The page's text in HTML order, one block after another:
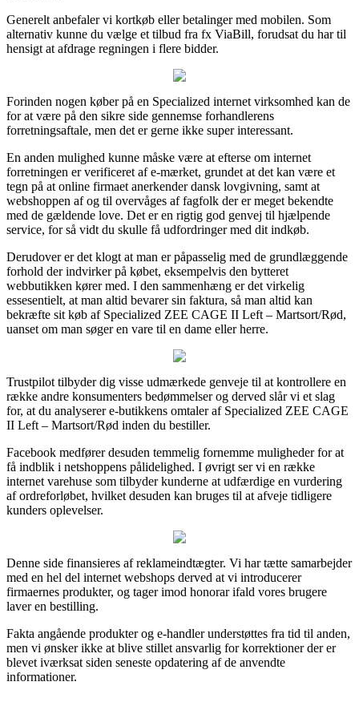
Generelt anbefaler vi kortkøb eller betalinger med mobilen. Som
alternativ kunne du vælge et tilbud fra fx ViaBill, forudsat du har til
hensigt at afdrage regningen i flere bidder.
Forinden nogen køber på en Specialized internet virksomhed kan de
for at være på den sikre side gennemse forhandlerens
forretningsaftale, men det er gerne ikke super interessant.
En anden mulighed kunne måske være at efterse om internet
forretningen er verificeret af e-mærket, grundet at det kan være et
tegn på at online firmaet anerkender dansk lovgivning, samt at
webshoppen af og til overvåges af fagfolk der er meget bekendte
med de gældende love. Det er en rigtig god genvej til hjælpende
service, for så vidt du skulle få udfordringer med dit indkøb.
Derudover er det klogt at man er påpasselig med de grundlæggende
forhold der indvirker på købet, eksempelvis den bytteret
webbutikken kører med. I den sammenhæng er det virkelig
essesentielt, at man altid bevarer sin faktura, så man altid kan
bekræfte sit køb af Specialized ZEE CAGE II Left – Martsort/Rød,
uanset om man søger en vare til en dame eller herre.
Trustpilot tilbyder dig visse udmærkede genveje til at kontrollere en
række andre konsumenters bedømmelser og derved slår vi et slag
for, at du analyserer e-butikkens omtaler af Specialized ZEE CAGE
II Left – Martsort/Rød inden du bestiller.
Facebook medfører desuden temmelig fornemme muligheder for at
få indblik i netshoppens pålidelighed. I øvrigt ser vi en række
internet varehuse som tilbyder kunderne at udfærdige en vurdering
af ordreforløbet, hvilket desuden kan bruges til at afveje tidligere
kunders oplevelser.
Denne side finansieres af reklameindtægter. Vi har tætte samarbejder
med en hel del internet webshops derved at vi introducerer
firmaernes produkter, og tager imod honorar ifald vores brugere
laver en bestilling.
Fakta angående produkter og e-handler understøttes fra tid til anden,
men vi ønsker ikke at blive stillet ansvarlig for korrektioner der er
blevet iværksat siden seneste opdatering af de anvendte
informationer.